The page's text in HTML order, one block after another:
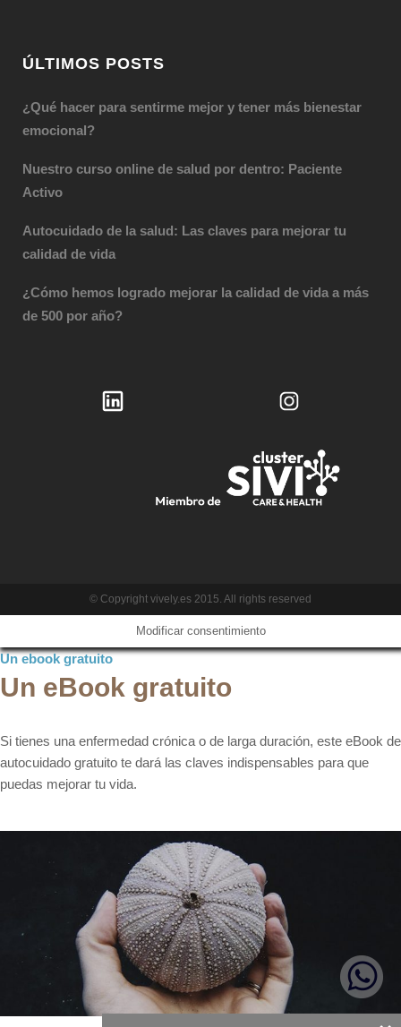
ÚLTIMOS POSTS
¿Qué hacer para sentirme mejor y tener más bienestar
emocional?
Nuestro curso online de salud por dentro: Paciente
Activo
Autocuidado de la salud: Las claves para mejorar tu
calidad de vida
¿Cómo hemos logrado mejorar la calidad de vida a más
de 500 por año?
© Copyright vively.es 2015. All rights reserved
Modificar consentimiento
Un ebook gratuito
Un eBook gratuito
Si tienes una enfermedad crónica o de larga duración, este eBook de
autocuidado gratuito te dará las claves indispensables para que
puedas mejorar tu vida.